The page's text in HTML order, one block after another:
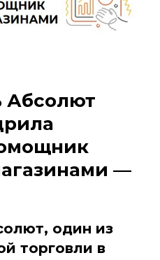
Абсолют
—
один из
торговли в